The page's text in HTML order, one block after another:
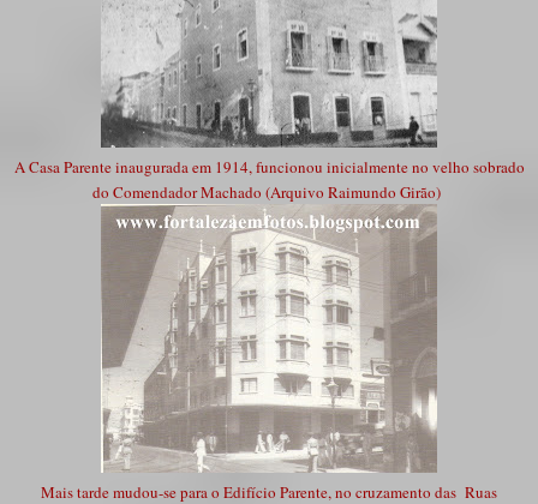
A Casa Parente inaugurada em 1914, funcionou inicialmente no velho sobrado
do Comendador Machado (Arquivo Raimundo Girão)
Mais tarde mudou-se para o Edifício Parente, no cruzamento das Ruas